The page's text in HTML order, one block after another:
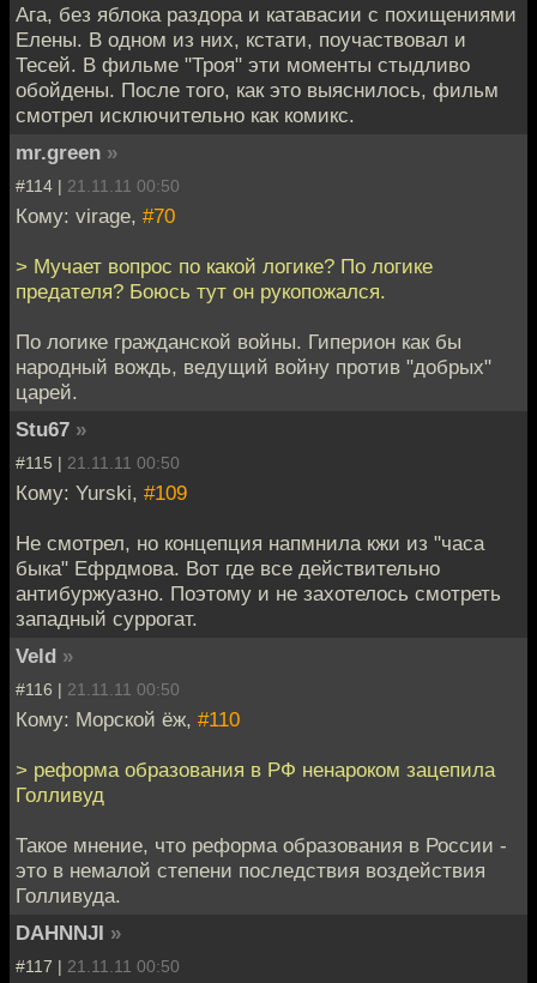
Ага, без яблока раздора и катавасии с похищениями
Елены. В одном из них, кстати, поучаствовал и
Тесей. В фильме "Троя" эти моменты стыдливо
обойдены. После того, как это выяснилось, фильм
смотрел исключительно как комикс.
mr.green »
#114 | 21.11.11 00:50
Кому: virage, #70
> Мучает вопрос по какой логике? По логике
предателя? Боюсь тут он рукопожался.
По логике гражданской войны. Гиперион как бы
народный вождь, ведущий войну против "добрых"
царей.
Stu67 »
#115 | 21.11.11 00:50
Кому: Yurski, #109
Не смотрел, но концепция напмнила кжи из "часа
быка" Ефрдмова. Вот где все действительно
антибуржуазно. Поэтому и не захотелось смотреть
западный суррогат.
Veld »
#116 | 21.11.11 00:50
Кому: Морской ёж, #110
> реформа образования в РФ ненароком зацепила
Голливуд
Такое мнение, что реформа образования в России -
это в немалой степени последствия воздействия
Голливуда.
DAHNNJI »
#117 | 21.11.11 00:50